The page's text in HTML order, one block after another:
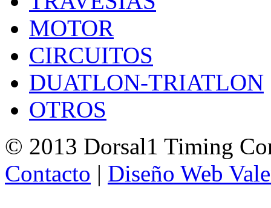
MOTOR
CIRCUITOS
DUATLON-TRIATLON
OTROS
© 2013 Dorsal1 Timing
Contacto | Diseño Web